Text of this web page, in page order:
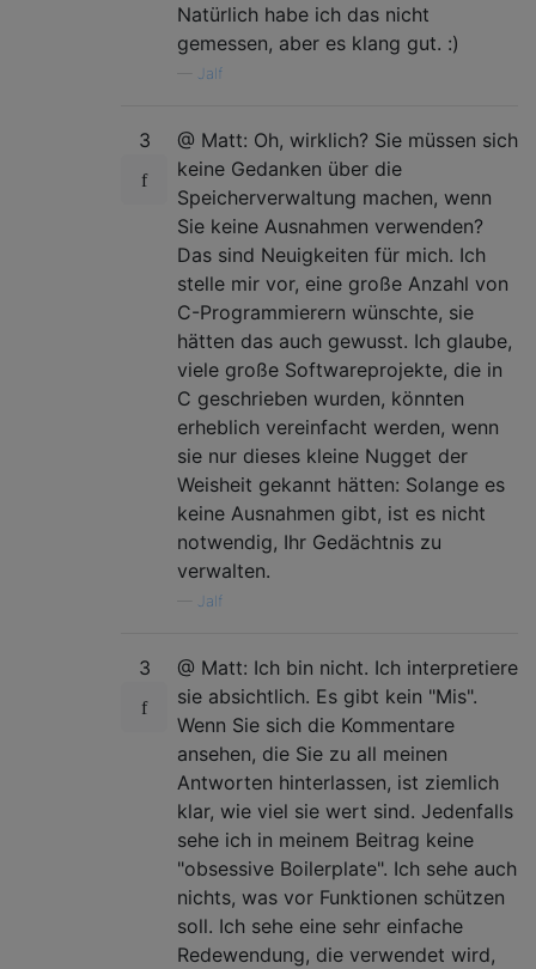
Natürlich habe ich das nicht
gemessen, aber es klang gut. :)
Jalf
3
@ Matt: Oh, wirklich? Sie müssen sich
keine Gedanken über die
Speicherverwaltung machen, wenn
Sie keine Ausnahmen verwenden?
Das sind Neuigkeiten für mich. Ich
stelle mir vor, eine große Anzahl von
C-Programmierern wünschte, sie
hätten das auch gewusst. Ich glaube,
viele große Softwareprojekte, die in
C geschrieben wurden, könnten
erheblich vereinfacht werden, wenn
sie nur dieses kleine Nugget der
Weisheit gekannt hätten: Solange es
keine Ausnahmen gibt, ist es nicht
notwendig, Ihr Gedächtnis zu
verwalten.
Jalf
3
@ Matt: Ich bin nicht. Ich interpretiere
sie absichtlich. Es gibt kein "Mis".
Wenn Sie sich die Kommentare
ansehen, die Sie zu all meinen
Antworten hinterlassen, ist ziemlich
klar, wie viel sie wert sind. Jedenfalls
sehe ich in meinem Beitrag keine
"obsessive Boilerplate". Ich sehe auch
nichts, was vor Funktionen schützen
soll. Ich sehe eine sehr einfache
Redewendung, die verwendet wird,